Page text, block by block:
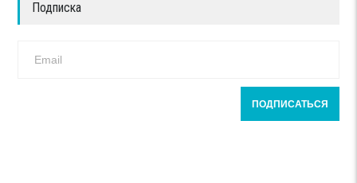
Подписка